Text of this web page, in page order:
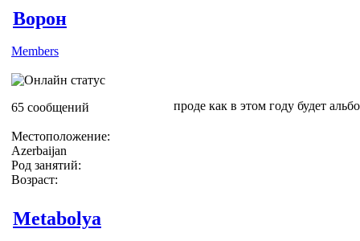
Ворон
Members
65 сообщений
Местоположение:
Azerbaijan
Род занятий:
Возраст:
проде как в этом году будет
Metabolya